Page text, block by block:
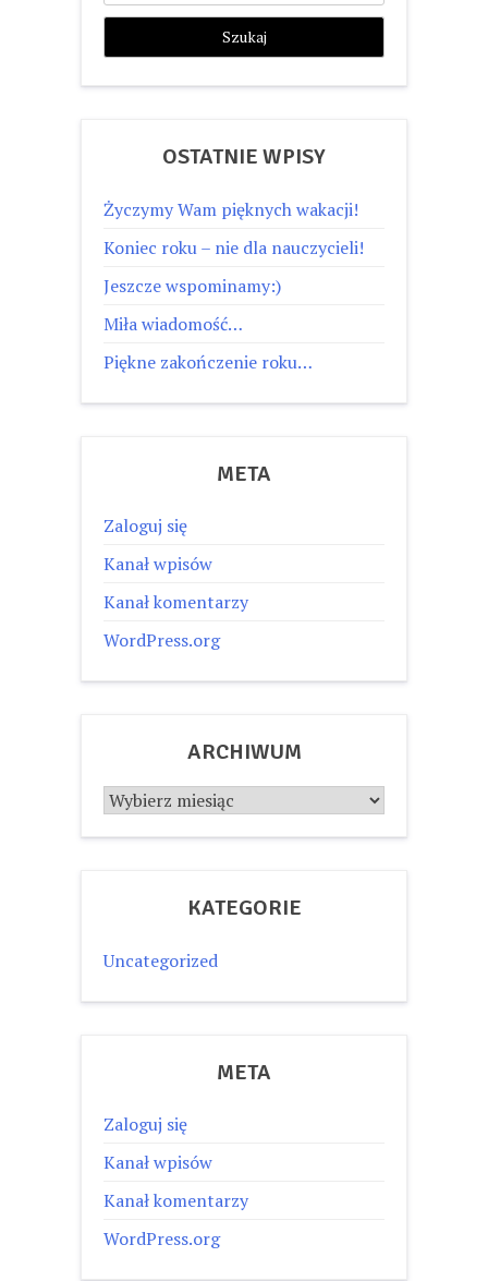
OSTATNIE WPISY
Życzymy Wam pięknych wakacji!
Koniec roku – nie dla nauczycieli!
Jeszcze wspominamy:)
Miła wiadomość…
Piękne zakończenie roku…
META
Zaloguj się
Kanał wpisów
Kanał komentarzy
WordPress.org
ARCHIWUM
Archiwum
KATEGORIE
Uncategorized
META
Zaloguj się
Kanał wpisów
Kanał komentarzy
WordPress.org